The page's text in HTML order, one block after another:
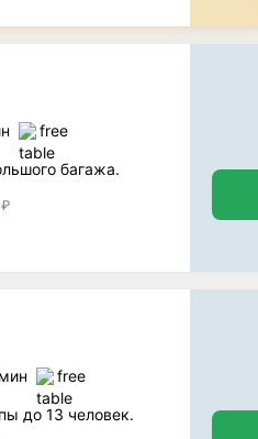
free
багажа.
free
до 13 человек.